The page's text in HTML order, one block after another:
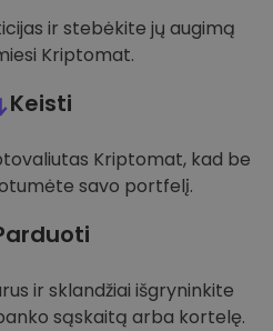
ir stebėkite jų augimą
Kriptomat.
Keisti
Kriptomat, kad be
savo portfelį.
ir sklandžiai išgryninkite
sąskaitą arba kortelę.